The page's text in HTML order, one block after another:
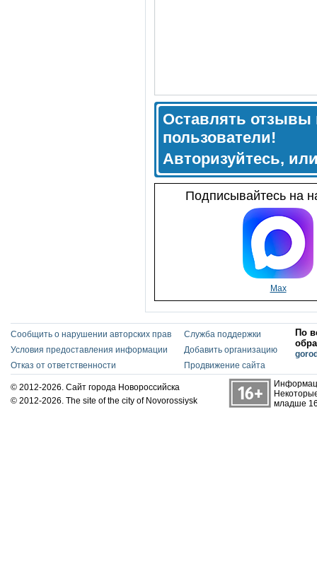
Оставлять отзывы
пользователи!
Авторизуйтесь,
Подписывайтесь на
Max
Сообщить о нарушении авторских прав
Условия предоставления информации
Отказ от ответственности
Служба поддержки
Добавить организацию
Продвижение сайта
По
© 2012-2026. Сайт города Новороссийска
© 2012-2026. The site of the city of Novorossiysk
младше